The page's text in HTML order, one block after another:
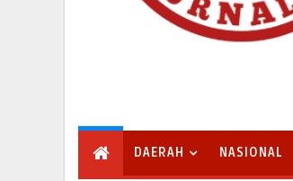
DAERAH NASIONAL